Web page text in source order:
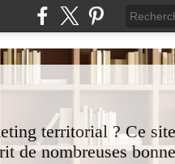
territorial ? Ce
de nombreuses